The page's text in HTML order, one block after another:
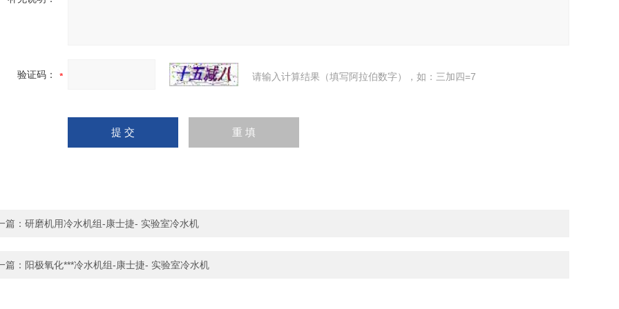
验证码： 请输入计算结果（填写阿拉伯数字），如：三加四=7
篇： 研磨机用冷水机组-康士捷- 实验室冷水机
篇： 阳极氧化***冷水机组-康士捷- 实验室冷水机